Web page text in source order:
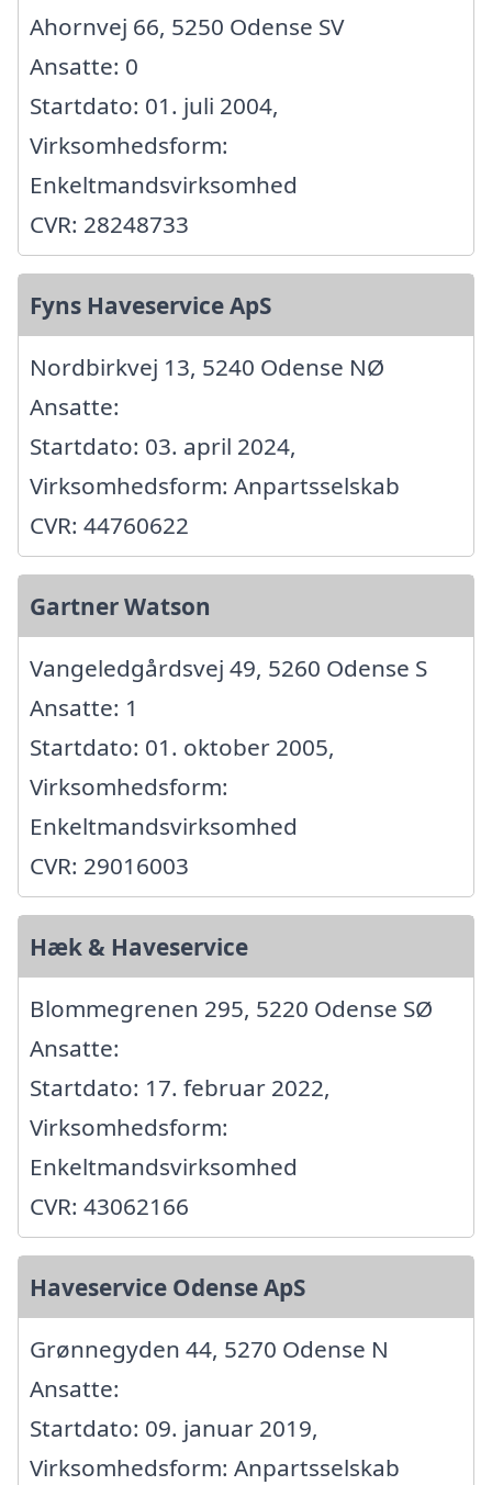
Ahornvej 66, 5250 Odense SV
Ansatte: 0
Startdato: 01. juli 2004,
Virksomhedsform:
Enkeltmandsvirksomhed
CVR: 28248733
Fyns Haveservice ApS
Nordbirkvej 13, 5240 Odense NØ
Ansatte:
Startdato: 03. april 2024,
Virksomhedsform: Anpartsselskab
CVR: 44760622
Gartner Watson
Vangeledgårdsvej 49, 5260 Odense S
Ansatte: 1
Startdato: 01. oktober 2005,
Virksomhedsform:
Enkeltmandsvirksomhed
CVR: 29016003
Hæk & Haveservice
Blommegrenen 295, 5220 Odense SØ
Ansatte:
Startdato: 17. februar 2022,
Virksomhedsform:
Enkeltmandsvirksomhed
CVR: 43062166
Haveservice Odense ApS
Grønnegyden 44, 5270 Odense N
Ansatte:
Startdato: 09. januar 2019,
Virksomhedsform: Anpartsselskab